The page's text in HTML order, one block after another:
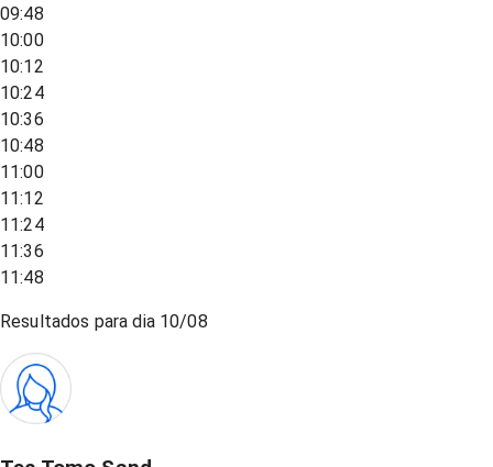
09:48
10:00
10:12
10:24
10:36
10:48
11:00
11:12
11:24
11:36
11:48
Resultados para dia 10/08